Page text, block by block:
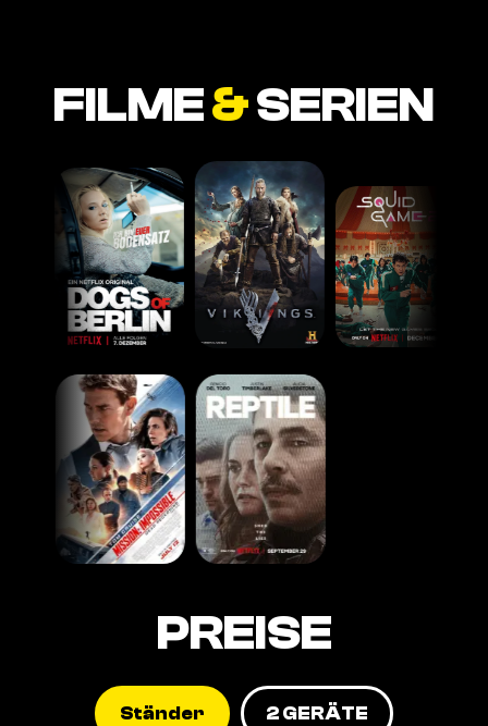
FILME&SERIEN
PREISE
Ständer 2 GERÄTE